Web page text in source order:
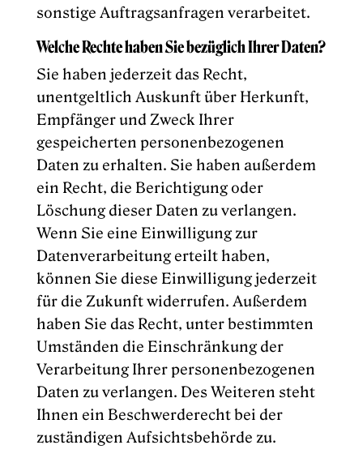
sonstige Auftragsanfragen verarbeitet.
Welche Rechte haben Sie bezüglich Ihrer Daten?
Sie haben jederzeit das Recht,
unentgeltlich Auskunft über Herkunft,
Empfänger und Zweck Ihrer
gespeicherten personenbezogenen
Daten zu erhalten. Sie haben außerdem
ein Recht, die Berichtigung oder
Löschung dieser Daten zu verlangen.
Wenn Sie eine Einwilligung zur
Datenverarbeitung erteilt haben,
können Sie diese Einwilligung jederzeit
für die Zukunft widerrufen. Außerdem
haben Sie das Recht, unter bestimmten
Umständen die Einschränkung der
Verarbeitung Ihrer personenbezogenen
Daten zu verlangen. Des Weiteren steht
Ihnen ein Beschwerderecht bei der
zuständigen Aufsichtsbehörde zu.